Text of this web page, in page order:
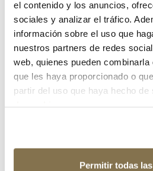
el contenido y los anuncios,
sociales y analizar el tráfico.
información sobre el uso que
nuestros partners de redes
web, quienes pueden
que les haya proporcionado o
partir del uso que haya hecho de
Permitir todas
¿Has olvidado tu contraseña?